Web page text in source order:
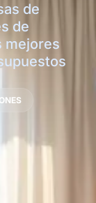
de
de
mejores